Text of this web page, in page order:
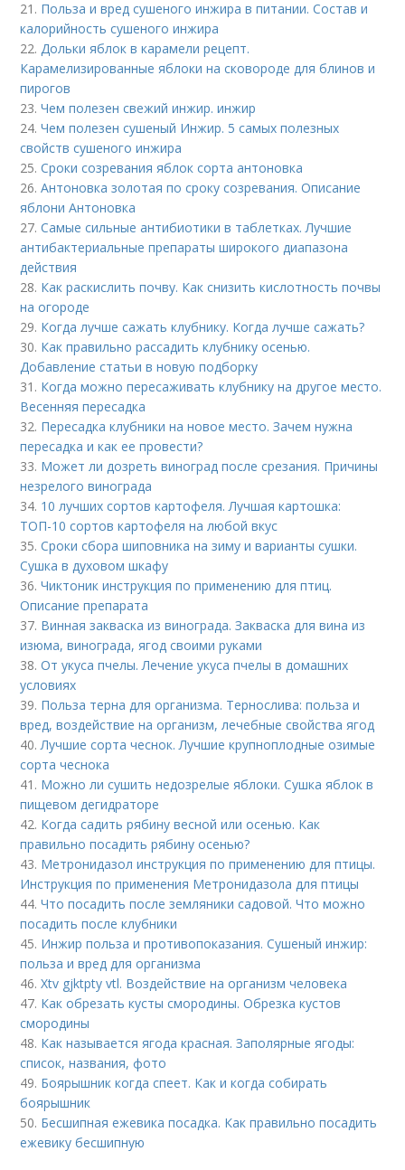
21. Польза и вред сушеного инжира в питании. Состав и
калорийность сушеного инжира
22.Дольки яблок в карамели рецепт.
Карамелизированные яблоки на сковороде для блинов и
пирогов
23.Чем полезен свежий инжир. инжир
24.Чем полезен сушеный Инжир. 5 самых полезных
свойств сушеного инжира
25.Сроки созревания яблок сорта антоновка
26.Антоновка золотая по сроку созревания. Описание
яблони Антоновка
27.Самые сильные антибиотики в таблетках. Лучшие
антибактериальные препараты широкого диапазона
действия
28. Как раскислить почву. Как снизить кислотность почвы
на огороде
29. Когда лучше сажать клубнику. Когда лучше сажать?
30. Как правильно рассадить клубнику осенью.
Добавление статьи в новую подборку
31. Когда можно пересаживать клубнику на другое место.
Весенняя пересадка
32. Пересадка клубники на новое место. Зачем нужна
пересадка и как ее провести?
33. Может ли дозреть виноград после срезания. Причины
незрелого винограда
34. 10 лучших сортов картофеля. Лучшая картошка:
ТОП-10 сортов картофеля на любой вкус
35.Сроки сбора шиповника на зиму и варианты сушки.
Сушка в духовом шкафу
36.Чиктоник инструкция по применению для птиц.
Описание препарата
37. Винная закваска из винограда. Закваска для вина из
изюма, винограда, ягод своими руками
38.От укуса пчелы. Лечение укуса пчелы в домашних
условиях
39. Польза терна для организма. Тернослива: польза и
вред, воздействие на организм, лечебные свойства ягод
40.Лучшие сорта чеснок. Лучшие крупноплодные озимые
сорта чеснока
41. Можно ли сушить недозрелые яблоки. Сушка яблок в
пищевом дегидраторе
42. Когда садить рябину весной или осенью. Как
правильно посадить рябину осенью?
43. Метронидазол инструкция по применению для птицы.
Инструкция по применения Метронидазола для птицы
44.Что посадить после земляники садовой. Что можно
посадить после клубники
45. Инжир польза и противопоказания. Сушеный инжир:
польза и вред для организма
46.Xtv gjktpty vtl. Воздействие на организм человека
47. Как обрезать кусты смородины. Обрезка кустов
смородины
48. Как называется ягода красная. Заполярные ягоды:
список, названия, фото
49. Боярышник когда спеет. Как и когда собирать
боярышник
50. Бесшипная ежевика посадка. Как правильно посадить
ежевику бесшипную